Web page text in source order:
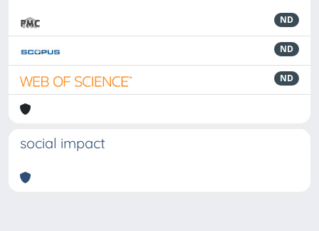
ND
ND
ND
social impact